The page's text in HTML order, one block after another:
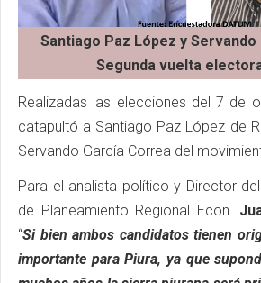
Santiago Paz López y Servando
Segunda vuelta
Realizadas las elecciones del 7 de
catapultó a Santiago Paz López de
Servando García Correa del
Para el analista político y Director
de Planeamiento Regional Econ.
“Si bien ambos candidatos tienen
importante para Piura, ya que